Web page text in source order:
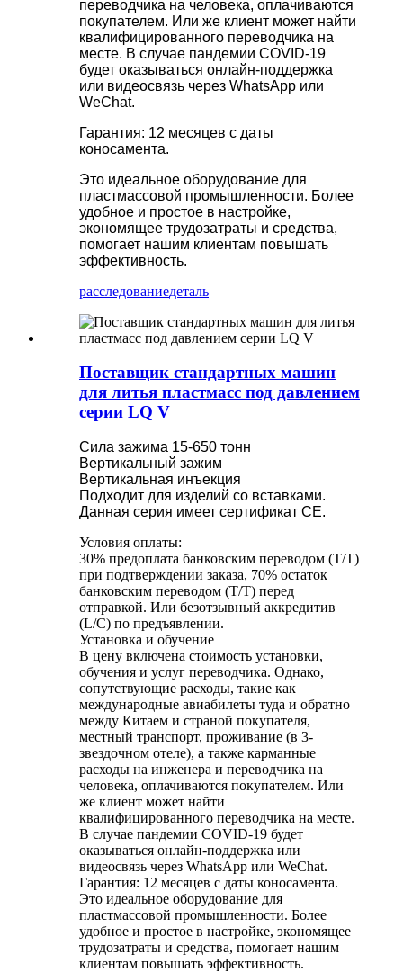
переводчика на человека, оплачиваются
покупателем. Или же клиент может найти
квалифицированного переводчика на
месте. В случае пандемии COVID-19
будет оказываться онлайн-поддержка
или видеосвязь через WhatsApp или
WeChat.
Гарантия: 12 месяцев с даты
коносамента.
Это идеальное оборудование для
пластмассовой промышленности. Более
удобное и простое в настройке,
экономящее трудозатраты и средства,
помогает нашим клиентам повышать
эффективность.
расследованиедеталь
Поставщик стандартных машин
для литья пластмасс под давлением
серии LQ V
Сила зажима 15-650 тонн
Вертикальный зажим
Вертикальная инъекция
Подходит для изделий со вставками.
Данная серия имеет сертификат CE.
Условия оплаты:
30% предоплата банковским переводом (T/T)
при подтверждении заказа, 70% остаток
банковским переводом (T/T) перед
отправкой. Или безотзывный аккредитив
(L/C) по предъявлении.
Установка и обучение
В цену включена стоимость установки,
обучения и услуг переводчика. Однако,
сопутствующие расходы, такие как
международные авиабилеты туда и обратно
между Китаем и страной покупателя,
местный транспорт, проживание (в 3-
звездочном отеле), а также карманные
расходы на инженера и переводчика на
человека, оплачиваются покупателем. Или
же клиент может найти
квалифицированного переводчика на месте.
В случае пандемии COVID-19 будет
оказываться онлайн-поддержка или
видеосвязь через WhatsApp или WeChat.
Гарантия: 12 месяцев с даты коносамента.
Это идеальное оборудование для
пластмассовой промышленности. Более
удобное и простое в настройке, экономящее
трудозатраты и средства, помогает нашим
клиентам повышать эффективность.